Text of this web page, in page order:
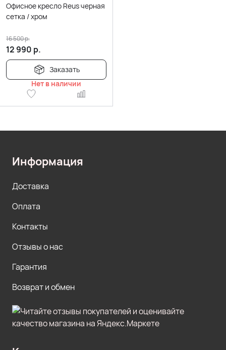
Офисное кресло Reus черная
сетка / хром
12 990 р.
16 500р.
Заказать
Нет в наличии
Информация
Доставка
Оплата
Контакты
Отзывы о нас
Гарантия
Возврат и обмен